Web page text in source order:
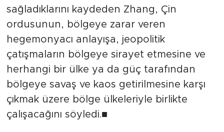
sağladıklarını kaydeden Zhang, Çin
ordusunun, bölgeye zarar veren
hegemonyacı anlayışa, jeopolitik
çatışmaların bölgeye sirayet etmesine ve
herhangi bir ülke ya da güç tarafından
bölgeye savaş ve kaos getirilmesine karşı
çıkmak üzere bölge ülkeleriyle birlikte
çalışacağını söyledi.■